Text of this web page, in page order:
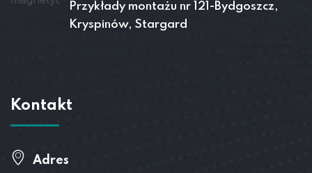
Przykłady montażu nr 121-Bydgoszcz,
Kryspinów, Stargard
Kontakt
Adres